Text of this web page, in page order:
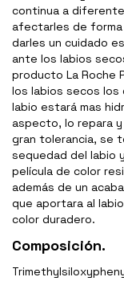
continua a
afectarles de
darles un cuidado
ante los labios
producto La Roche
los labios secos los
labio estará mas
aspecto, lo repara
gran tolerancia, se
sequedad del labio
película de color
además de un
que aportara al
color duradero.
Composición.